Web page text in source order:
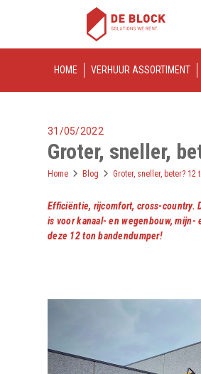
HOME VERHUUR ASSORTIMENT
31/05/2022
Groter, sneller,
Home Blog Groter, sneller, beter? 12
Efficiëntie, rijcomfort, cross-country.
is voor kanaal- en wegenbouw,
deze 12 ton bandendumper!